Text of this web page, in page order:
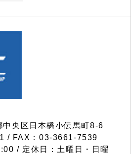
央区日本橋小伝馬町8-6
/ FAX：03-3661-7539
/ 定休日：土曜日・日曜